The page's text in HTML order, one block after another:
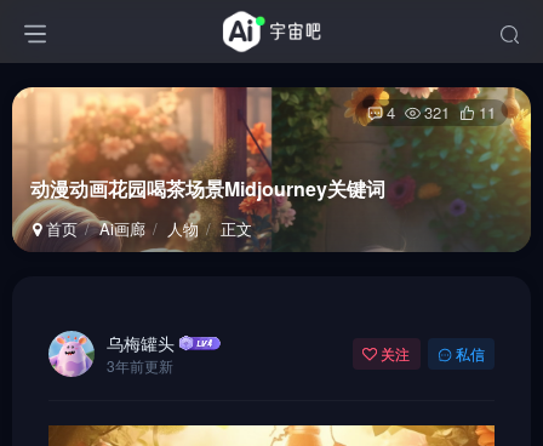
动漫动画花园喝茶场景Midjourney关键词
首页 Ai画廊 人物 正文
4 321 11
乌梅罐头
3年前更新
关注 私信